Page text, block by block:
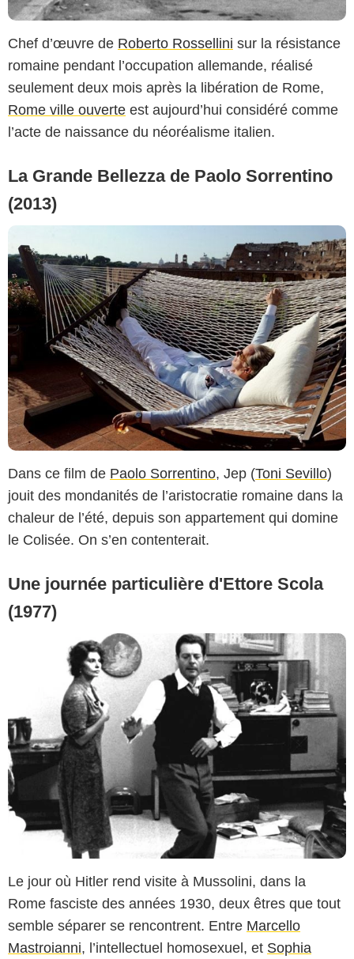
Chef d’œuvre de Roberto Rossellini sur la résistance
romaine pendant l’occupation allemande, réalisé
seulement deux mois après la libération de Rome,
Rome ville ouverte est aujourd’hui considéré comme
l’acte de naissance du néoréalisme italien.
La Grande Bellezza de Paolo Sorrentino
(2013)
Dans ce film de Paolo Sorrentino, Jep (Toni Sevillo)
jouit des mondanités de l’aristocratie romaine dans la
chaleur de l’été, depuis son appartement qui domine
le Colisée. On s’en contenterait.
Une journée particulière d'Ettore Scola
(1977)
Le jour où Hitler rend visite à Mussolini, dans la
Rome fasciste des années 1930, deux êtres que tout
semble séparer se rencontrent. Entre Marcello
Mastroianni, l’intellectuel homosexuel, et Sophia